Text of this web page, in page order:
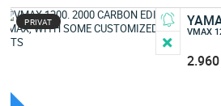
PRIVAT
VMAX